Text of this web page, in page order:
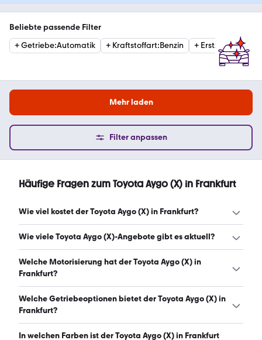
Beliebte passende Filter
+Getriebe:Automatik + Kraftstoffart:Benzin + Erstzulassung
Mehr laden
Filter anpassen
Häufige Fragen zum Toyota Aygo (X) in Frankfurt
Wie viel kostet der Toyota Aygo (X) in Frankfurt?
Ein guter Preis für einen Toyota Aygo (X) in Frankfurt liegt
Wie viele Toyota Aygo (X)-Angebote gibt es aktuell?
Es gibt insgesamt 96 Toyota Aygo (X) bei mobile.de,
davon 90 Gebraucht- und 6 Neuwagen. (Stand: 7.8.2026)
Welche Motorisierung hat der Toyota Aygo (X) in
Frankfurt?
Der Toyota Aygo (X) in Frankfurt hat Leistungen zwischen
68 und 116 PS. (Stand: 7.8.2026)
Welche Getriebeoptionen bietet der Toyota Aygo (X) in
Frankfurt?
Der Toyota Aygo (X) in Frankfurt ist mit manuellem und
In welchen Farben ist der Toyota Aygo (X) in Frankfurt